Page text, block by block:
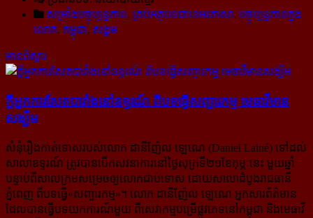
សម្រាំងបច្ចុប្បន្នភាព, គ្រប់អត្ថបទជាខេមរភាសា, បច្ចុប្បន្នភាពក្នុង
លោក, កម្ពុជា, សង្គម
អានពិស្ដារ
ក្ដី​អ្នក​ការសែត​បារាំង​នៅ​ឧទ្ទរណ៍ ​ពី​បទ​ធ្វើ​សញ្ចារកម្ម មេធាវី​មាន​
សង្ឃឹម
សំនុំរឿងកាត់ទោសរបស់លោក ដានីញ៉ែល ឡេណេ (Daniel Lainé) ទៅដល់
សាលាឧទ្ទរណ៍ ត្រូវបានបើកសវនាការ​នៅថ្ងៃសុក្រទី២១ខែកុម្ភៈនេះ មួយឆ្នាំ
បន្ទាប់ពីសាលក្រមសម្រេចឲ្យលោកជាប់ទោស ដោយសាលាដំបូង​រាជធានី​
ភ្នំពេញ ពីបទធ្វើ«សញ្ចារកម្ម»។ លោក ដានីញ៉ែល ឡេណេ អ្នកសារព័ត៌មាន
ដែលបានធ្វើបទយកការណ៍មួយ ពី​សេវាកម្មបម្រើផ្លូវភេទនៅកម្ពុជា និងមេធាវី